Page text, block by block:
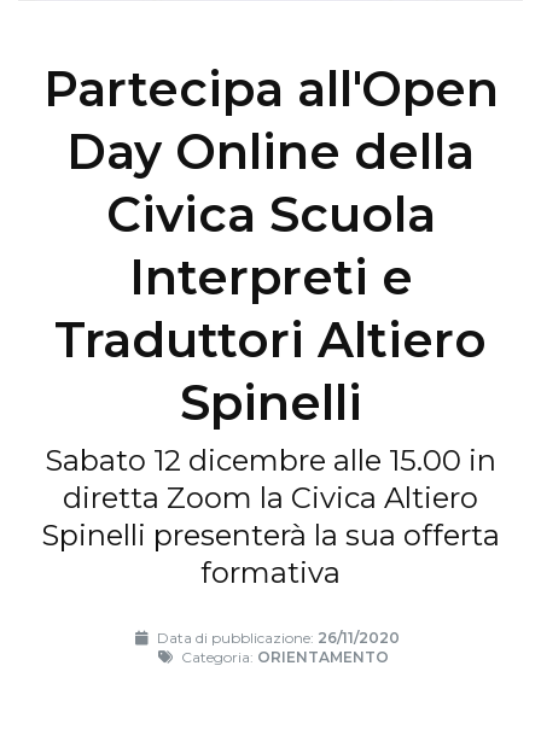
Partecipa all'Open
Day Online della
Civica Scuola
Interpreti e
Traduttori Altiero
Spinelli
Sabato 12 dicembre alle 15.00 in
diretta Zoom la Civica Altiero
Spinelli presenterà la sua offerta
formativa
Data di pubblicazione: 26/11/2020
Categoria: ORIENTAMENTO